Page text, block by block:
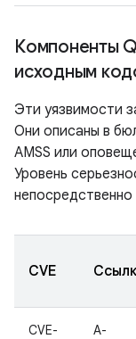
Компоненты
исходным
Эти уязвимости
Они описаны в
AMSS или
Уровень
CVE
CVE-
A-